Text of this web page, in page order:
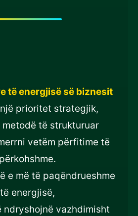
të energjisë së biznesit
prioritet strategjik,
metodë të strukturuar
vetëm përfitime të
përkohshme.
e më të paqëndrueshme
të energjisë,
ndryshojnë vazhdimisht